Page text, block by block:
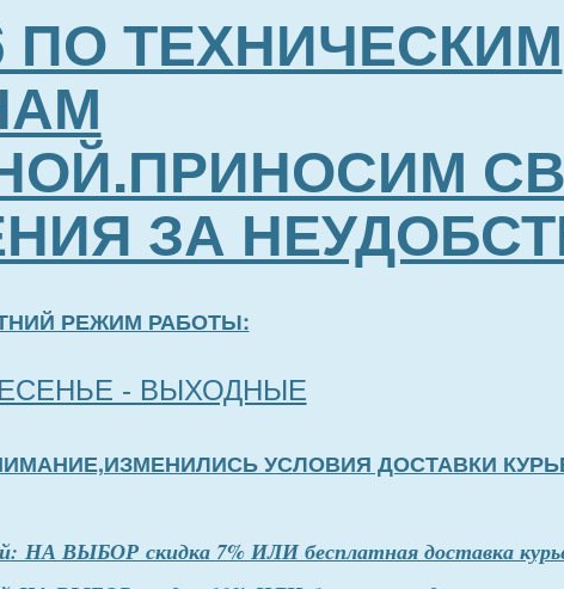
ПО ТЕХНИЧЕСКИМ
ЗА
РЕЖИМ РАБОТЫ:
- ВЫХОДНЫЕ
УСЛОВИЯ ДОСТАВКИ
НА ВЫБОР скидка 7% ИЛИ бесплатная доставка